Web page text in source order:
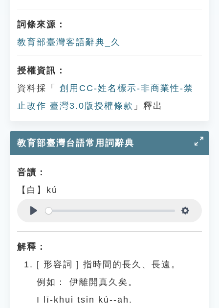
詞條來源：
教育部臺灣客語辭典_久
授權資訊：
資料採「
創用CC-姓名標示-非商業性-禁
止改作 臺灣3.0版授權條款 」釋出
教育部臺灣台語常用詞辭典
音讀：
【白】kú
解釋：
[ 形容詞 ] 指時間的長久、長遠。
例如：
伊離開真久矣。
I lī-khui tsin kú--ah.